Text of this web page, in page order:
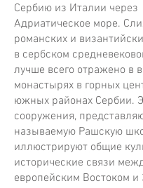
Сербию из Италии через
Адриатическое море.
романских и
в сербском
лучше всего отражено в
монастырях в горных
южных районах Сербии.
сооружения,
называемую Рашскую
иллюстрируют общие
исторические связи
европейским Востоком и